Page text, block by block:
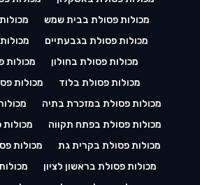
מכולות פסולת בבית שמש
מכולות פסולת בגבעתיים
מכולות פסולת בחולון
מכולות
מכולות פסולת בלוד
מכולות
מכולות פסולת במזכרת בתיה
מכולות פסולת בפתח תקווה
מכולות
מכולות פסולת בקרית גת
מכולות
מכולות פסולת בראשון לציון